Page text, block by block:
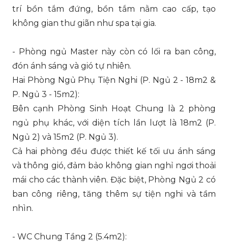
trí bồn tắm đứng, bồn tắm nằm cao cấp, tạo
không gian thư giãn như spa tại gia.
- Phòng ngủ Master này còn có lối ra ban công,
đón ánh sáng và gió tự nhiên.
Hai Phòng Ngủ Phụ Tiện Nghi (P. Ngủ 2 - 18m2 &
P. Ngủ 3 - 15m2):
Bên cạnh Phòng Sinh Hoạt Chung là 2 phòng
ngủ phụ khác, với diện tích lần lượt là 18m2 (P.
Ngủ 2) và 15m2 (P. Ngủ 3).
Cả hai phòng đều được thiết kế tối ưu ánh sáng
và thông gió, đảm bảo không gian nghỉ ngơi thoải
mái cho các thành viên. Đặc biệt, Phòng Ngủ 2 có
ban công riêng, tăng thêm sự tiện nghi và tầm
nhìn.
- WC Chung Tầng 2 (5.4m2):